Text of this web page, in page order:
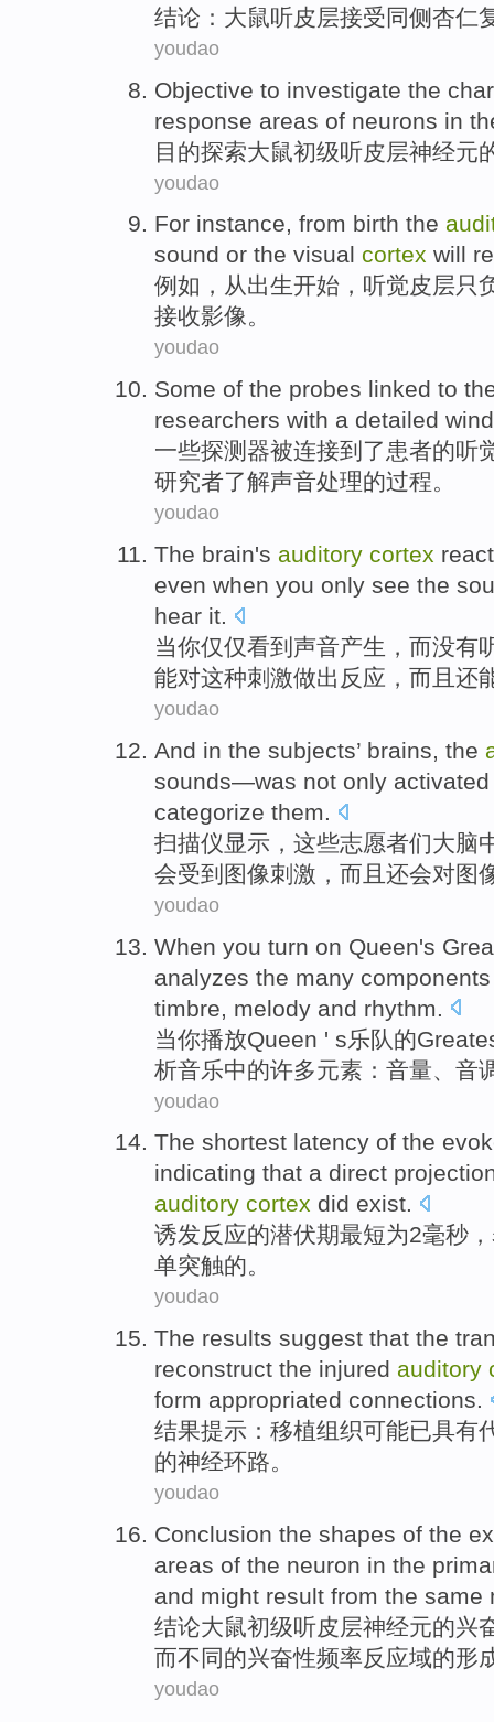
结论 ：大鼠听皮层接受同侧杏仁
youdao
Objective to investigate the
response areas of neurons in
目的探索大鼠初级听皮层神经元
youdao
For instance, from birth the
sound or the visual cortex will
例如 ， 从出生开始 ， 听觉皮层只
接收影像。
youdao
Some of the probes linked to
researchers with a detailed
一些探测器被连接到了患者的听
研究者了解声音处理的过程。
youdao
The brain's auditory cortex
even when you only see the
hear it.
当你仅仅看到 声音产生 ，而没有
能对这种刺激做出反应， 而且 还
youdao
And in the subjects’ brains, the
sounds—was not only
categorize them.
扫描仪显示， 这些志愿者们大脑
会受到图像刺激， 而且 还会对图
youdao
When you turn on Queen's
analyzes the many components
timbre
melody and rhythm
当你播放Queen ' s乐队的
析音乐中的许多元素 ： 音量 音
youdao
The shortest latency of the
indicating that a direct
auditory cortex did exist.
诱发反应的潜伏期最短为2毫秒 ，
单突触的。
youdao
The results suggest that the
reconstruct the injured auditory
form appropriated connections.
结果提示 ： 移植组织可能已具有
的神经环路。
youdao
Conclusion the shapes of the
areas of the neuron in the
and might result from the same
结论大鼠初级听皮层神经元的兴
而不同的兴奋性频率反应域的形
youdao